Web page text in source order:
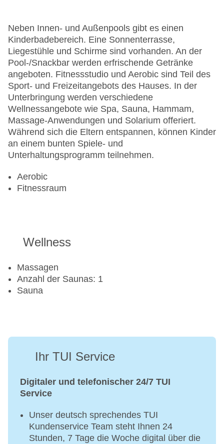
Neben Innen- und Außenpools gibt es einen
Kinderbadebereich. Eine Sonnenterrasse,
Liegestühle und Schirme sind vorhanden. An der
Pool-/Snackbar werden erfrischende Getränke
angeboten. Fitnessstudio und Aerobic sind Teil des
Sport- und Freizeitangebots des Hauses. In der
Unterbringung werden verschiedene
Wellnessangebote wie Spa, Sauna, Hammam,
Massage-Anwendungen und Solarium offeriert.
Während sich die Eltern entspannen, können Kinder
an einem bunten Spiele- und
Unterhaltungsprogramm teilnehmen.
Aerobic
Fitnessraum
Wellness
Massagen
Anzahl der Saunas: 1
Sauna
Ihr TUI Service
Digitaler und telefonischer 24/7 TUI
Service
Unser deutsch sprechendes TUI
Kundenservice Team steht Ihnen 24
Stunden, 7 Tage die Woche digital über die